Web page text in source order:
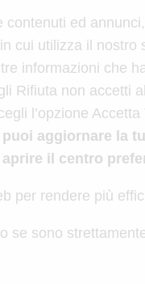
ed
cui utilizza il
informazioni che
Rifiuta non accetti
l’opzione
puoi aggiornare la
il centro
rendere più
sono